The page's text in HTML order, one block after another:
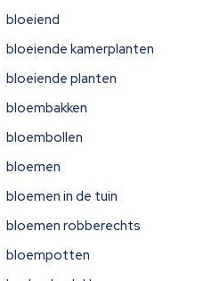
bloeiend
bloeiende kamerplanten
bloeiende planten
bloembakken
bloembollen
bloemen
bloemen in de tuin
bloemen robberechts
bloempotten